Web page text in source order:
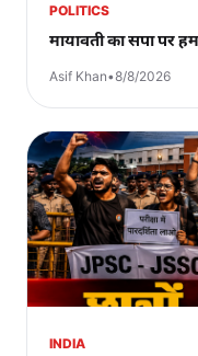
POLITICS
मायावती का सपा पर
Asif Khan•8/8/2026
INDIA